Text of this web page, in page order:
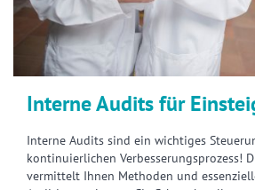
Interne Audits für
Interne Audits sind ein wichtiges
kontinuierlichen Verbesserungsprozess!
vermittelt Ihnen Methoden und